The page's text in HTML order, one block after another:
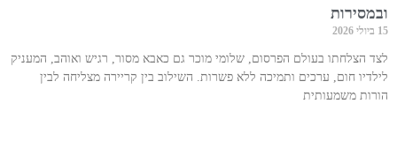
ובמסירות
15 ביולי 2026
לצד הצלחתו בעולם הפרסום, שלומי מוכר גם כאבא מסור, רגיש ואוהב, המעניק
לילדיו חום, ערכים ותמיכה ללא פשרות. השילוב בין קריירה מצליחה לבין
הורות משמעותית